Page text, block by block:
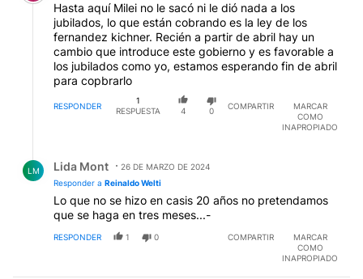
Hasta aquí Milei no le sacó ni le dió nada a los
jubilados, lo que están cobrando es la ley de los
fernandez kichner. Recién a partir de abril hay un
cambio que introduce este gobierno y es favorable a
los jubilados como yo, estamos esperando fin de abril
para copbrarlo
RESPONDER
1
RESPUESTA
4 0
COMPARTIR
MARCAR
COMO
INAPROPIADO
LM Lida Mont
26 DE MARZO DE 2024
Responder a Reinaldo Welti
Lo que no se hizo en casis 20 años no pretendamos
que se haga en tres meses...-
RESPONDER 1 0 COMPARTIR
MARCAR
COMO
INAPROPIADO